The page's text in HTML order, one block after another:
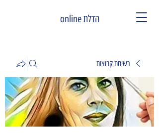
הדלת online
רשימת קבוצות